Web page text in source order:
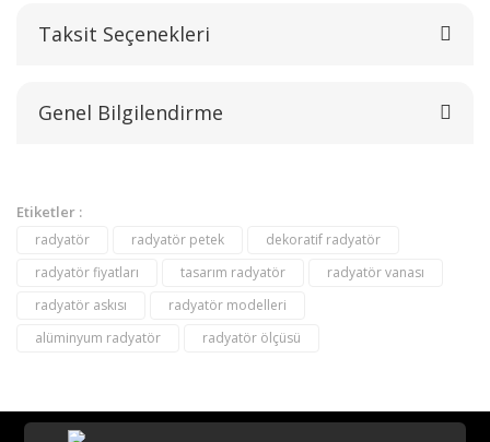
Bu ürüne ilk yorumu siz yapın!
Yorum Yaz
Taksit Seçenekleri
Genel Bilgilendirme
Etiketler :
radyatör radyatör petek
dekoratif radyatör
radyatör fiyatları
tasarım radyatör
radyatör vanası
radyatör askısı
radyatör modelleri
alüminyum radyatör
radyatör ölçüsü